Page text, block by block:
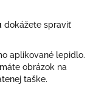
dokážete spraviť
aplikované lepidlo.
obrázok na
taške.